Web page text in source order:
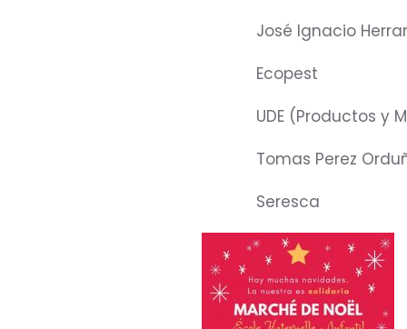
José Ignacio
Ecopest
UDE (Productos y
Tomas Perez
Seresca